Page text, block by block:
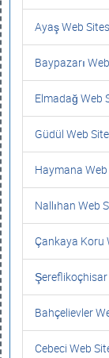
Ayaş Web
Baypazarı
Elmadağ Web
Güdül Web
Haymana
Nallıhan Web
Çankaya Koru
Şereflikoçhisar
Bahçelievler
Cebeci Web